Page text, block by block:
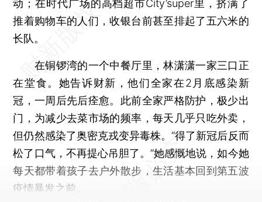
动；在时代广场的高档超市City’super里，挤满了
推着购物车的人们，收银台前甚至排起了五六米的
长队。
在铜锣湾的一个中餐厅里，林潇潇一家三口正
在堂食。她告诉财新，他们全家在2月底感染新
冠，一周后先后痊愈。此前全家严格防护，极少出
门，为减少去菜市场的频率，每天几乎只吃外卖，
但仍然感染了奥密克戎变异毒株。“得了新冠后反而
松了口气，不再提心吊胆了。”她感慨地说，如今她
每天都带着孩子去户外散步，生活基本回到第五波
疫情暴发之前。